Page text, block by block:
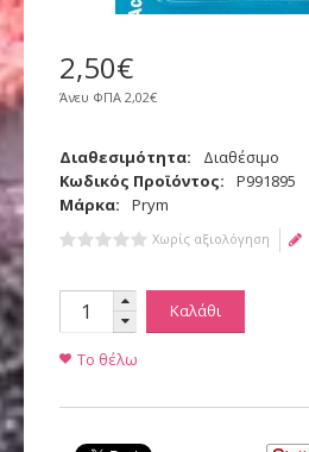
2,50€
Άνευ ΦΠΑ 2,02€
Διαθεσιμότητα:
Διαθέσιμο
Κωδικός Προϊόντος:
Ρ991895
Μάρκα:
Prym
Χωρίς αξιολόγηση
Καλάθι
Το θέλω